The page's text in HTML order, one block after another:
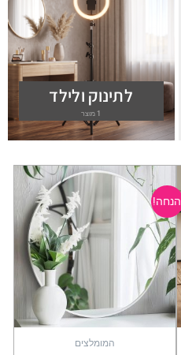
לתינוק ולילד
1 מוצר
הנחה!
המומלצים
המחיר
המקורי
היה:
₪139.00.
המחיר
הנוכחי
הוא: